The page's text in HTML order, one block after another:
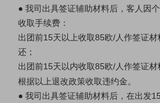
● 我司出具签证辅助材料后，客人因
收取手续费：
出团前15天以上收取85欧/人作签证
还；
出团前15天以内收取85欧/人作签证
根据以上退改政策收取违约金。
● 我司出具签证辅助材料后，在出发